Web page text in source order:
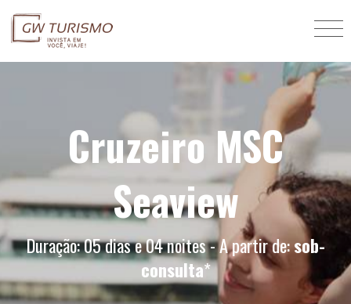
Cruzeiro MSC
Seaview
Duração: 05 dias e 04 noites - A partir de:sob-
consulta*